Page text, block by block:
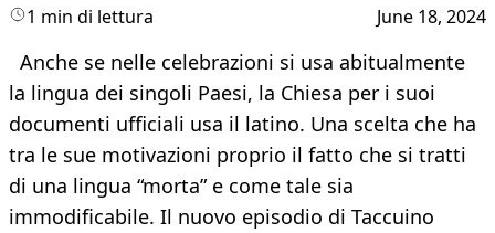
1 min di lettura June 18, 2024
Anche se nelle celebrazioni si usa abitualmente
la lingua dei singoli Paesi, la Chiesa per i suoi
documenti ufficiali usa il latino. Una scelta che ha
tra le sue motivazioni proprio il fatto che si tratti
di una lingua “morta” e come tale sia
immodificabile. Il nuovo episodio di Taccuino